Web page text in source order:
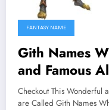
FANTASY NAME
Gith Names
and Famous
Checkout This Wonderful
are Called Gith Names